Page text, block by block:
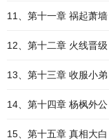
11、第十一章 祸起萧墙
12、第十二章 火线晋级
13、第十三章 收服小弟
14、第十四章 杨枫外公
15、第十五章 真相大白